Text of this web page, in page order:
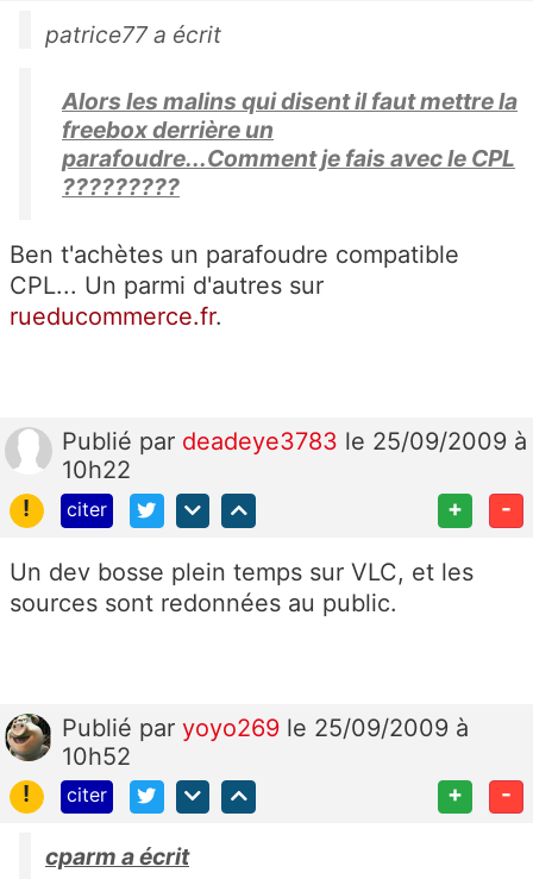
patrice77 a écrit
Alors les malins qui disent il faut mettre la
freebox derrière un
parafoudre...Comment je fais avec le CPL
?????????
Ben t'achètes un parafoudre compatible
CPL... Un parmi d'autres sur
rueducommerce.fr.
Publié par deadeye3783 le 25/09/2009 à
10h22
!
citer + -
Un dev bosse plein temps sur VLC, et les
sources sont redonnées au public.
Publié par yoyo269 le 25/09/2009 à
10h52
!
citer + -
cparm a écrit